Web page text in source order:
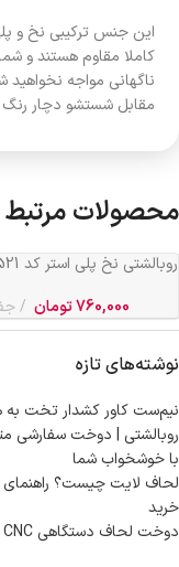
این جنس ترکیبی نخ و
کاملا مقاوم هستند و
ناگهانی مواجه
مقابل شستشو دچار رنگ
محصولات مرتبط
روبالشتی نخ پلی استر کد 521
760,000تومان
نوشته‌های تازه
نیم‌ست کاور کشدار تخت به
روبالشتی | دوخت سفارشی
با خوشخواب شما
لحاف لایت چیست؟ راهنمای
خرید
دوخت لحاف دستگاهی CNC